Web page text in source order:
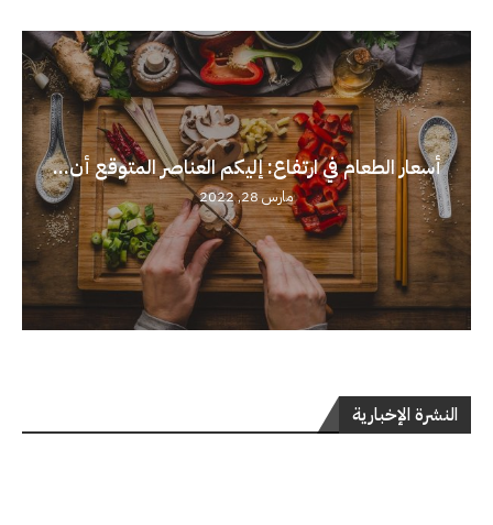
أسعار الطعام في ارتفاع: إليكم العناصر المتوقع أن...
مارس 28, 2022
النشرة الإخبارية